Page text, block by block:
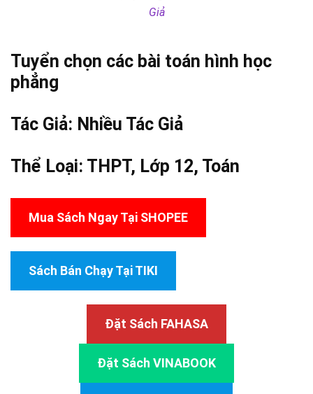
Giả
Tuyển chọn các bài toán hình học
phẳng
Tác Giả: Nhiều Tác Giả
Thể Loại: THPT, Lớp 12, Toán
Mua Sách Ngay Tại SHOPEE
Sách Bán Chạy Tại TIKI
Đặt Sách FAHASA
Đặt Sách VINABOOK